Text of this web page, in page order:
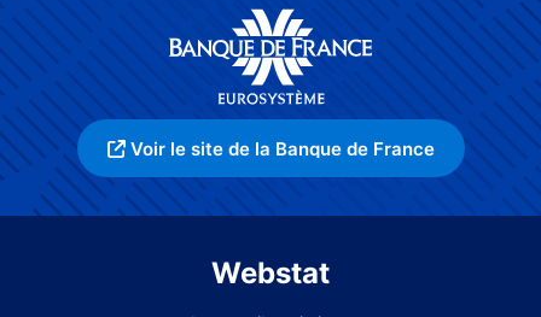
Voir le site de la Banque de France
Webstat